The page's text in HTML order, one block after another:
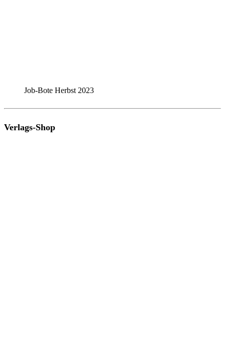
Job-Bote Herbst 2023
Verlags-Shop